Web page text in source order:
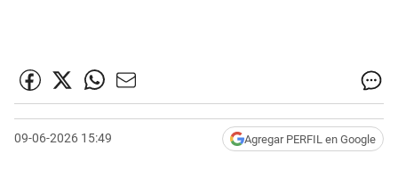
09-06-2026 15:49 Agregar PERFIL en Google